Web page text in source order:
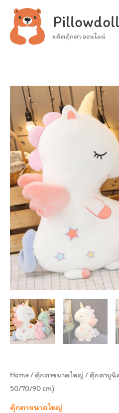
content
Pillowdoll
ผลิตตุ๊กตา ออนไลน์
Home/ตุ๊กตาขนาดใหญ่ / ตุ๊กตายูนิ
50/70/90 cm)
ตุ๊กตาขนาดใหญ่